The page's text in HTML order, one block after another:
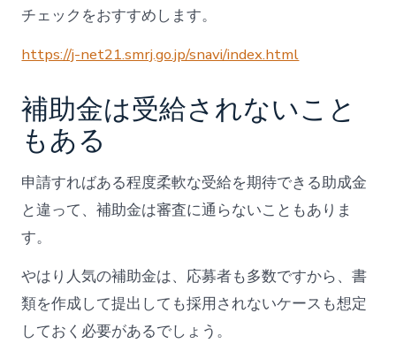
チェックをおすすめします。
https://j-net21.smrj.go.jp/snavi/index.html
補助金は受給されないこと
もある
申請すればある程度柔軟な受給を期待できる助成金
と違って、補助金は審査に通らないこともありま
す。
やはり人気の補助金は、応募者も多数ですから、書
類を作成して提出しても採用されないケースも想定
しておく必要があるでしょう。